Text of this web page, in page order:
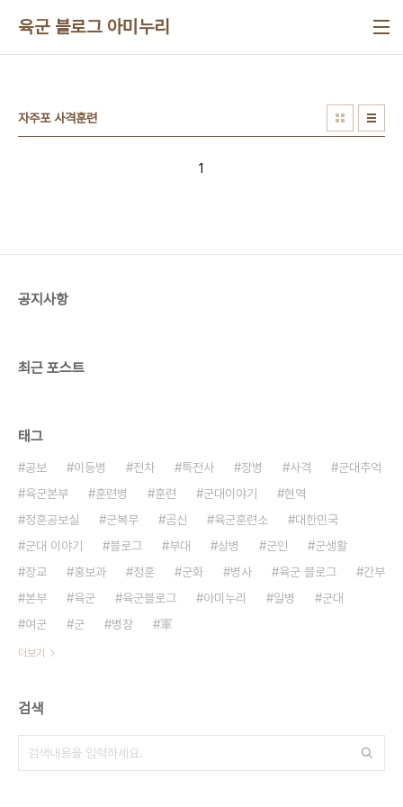
육군 블로그 아미누리
자주포 사격훈련
1
공지사항
최근 포스트
태그
공보 이등병 전차 특전사 장병 사격
군대추억
육군본부
훈련병 훈련 군대이야기
현역
정훈공보실
군복무 곰신 육군훈련소
대한민국
군대 이야기
블로그 부대 상병 군인
군생활
장교
홍보과 정훈 군화 병사 육군 블로그
간부
본부
육군 육군블로그 아미누리 일병
군대
여군
군 병장 軍
더보기
검색